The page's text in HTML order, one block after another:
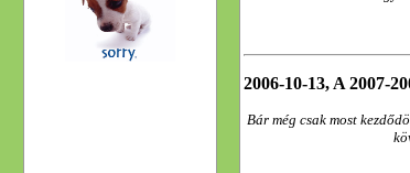
2006-10-13, A 2007-
Bár még csak most